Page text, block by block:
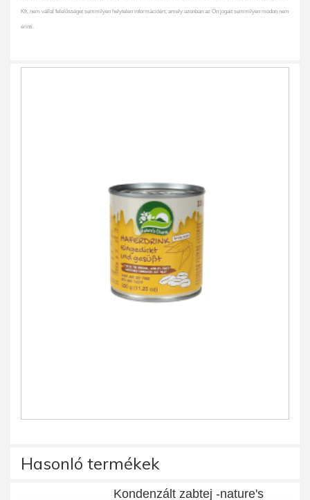
Kft. nem vállal felelősséget semmilyen helytelen információért, amely azonban az Ön jogait semmilyen módon nem
érinti.
Hasonló termékek
Kondenzált zabtej -nature's